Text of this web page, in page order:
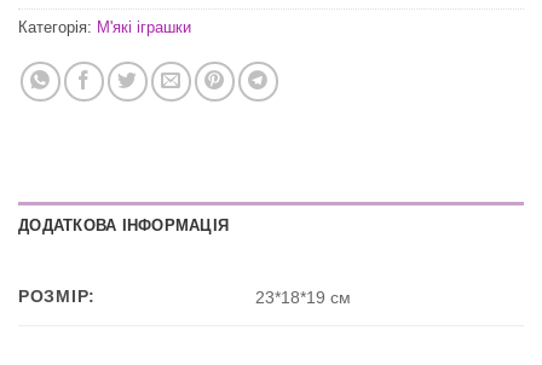
Категорія: М'які іграшки
ДОДАТКОВА ІНФОРМАЦІЯ
РОЗМІР: 23*18*19 см